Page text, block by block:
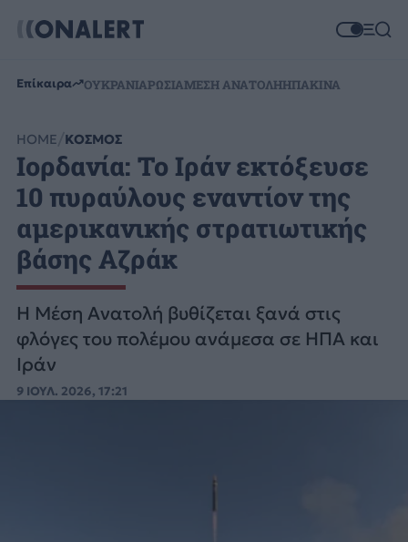
Επίκαιρα ΟΥΚΡΑΝΙΑΡΩΣΙΑΜΕΣΗ ΑΝΑΤΟΛΗΗΠΑΚΙΝΑ
HOME ΚΟΣΜΟΣ
Ιορδανία: Το Ιράν εκτόξευσε
10 πυραύλους εναντίον της
αμερικανικής στρατιωτικής
βάσης Αζράκ
Η Μέση Ανατολή βυθίζεται ξανά στις
φλόγες του πολέμου ανάμεσα σε ΗΠΑ και
Ιράν
9 ΙΟΥΛ. 2026, 17:21